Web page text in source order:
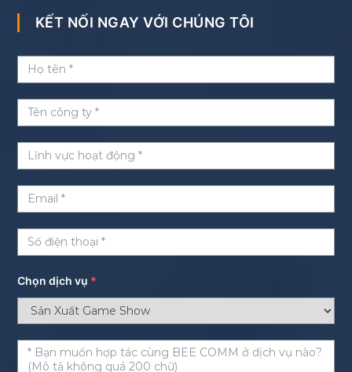
KẾT NỐI NGAY VỚI CHÚNG TÔI
Chọn dịch vụ *